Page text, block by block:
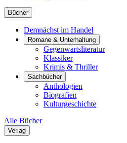
Bücher
Demnächst im Handel
Romane & Unterhaltung
Gegenwartsliteratur
Klassiker
Krimis & Thriller
Sachbücher
Anthologien
Biografien
Kulturgeschichte
Alle Bücher
Verlag